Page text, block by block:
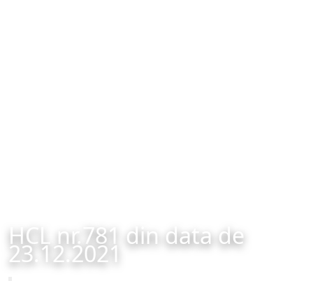
HCL nr.781 din data de
23.12.2021